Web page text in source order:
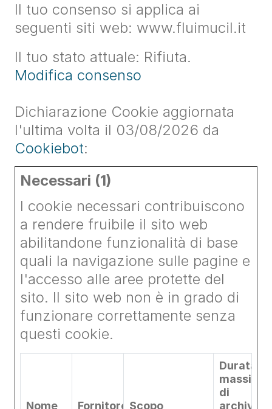
Il tuo consenso si applica ai
seguenti siti web: www.fluimucil.it
Il tuo stato attuale: Rifiuta.
Modifica consenso
Dichiarazione Cookie aggiornata
l'ultima volta il 03/08/2026 da
Cookiebot:
Necessari (1)
I cookie necessari contribuiscono
a rendere fruibile il sito web
abilitandone funzionalità di base
quali la navigazione sulle pagine e
l'accesso alle aree protette del
sito. Il sito web non è in grado di
funzionare correttamente senza
questi cookie.
Nome Fornitore Scopo
Durata
massima
di